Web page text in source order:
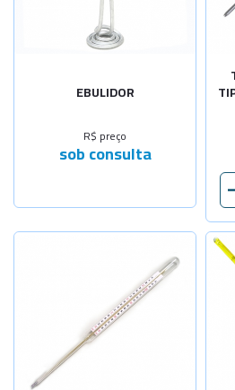
EBULIDOR
R$ preço
sob consulta